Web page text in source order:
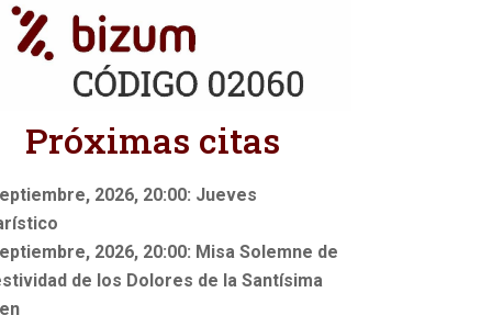
Próximas citas
2026, 20:00: Jueves
2026, 20:00: Misa Solemne de
de los Dolores de la Santísima